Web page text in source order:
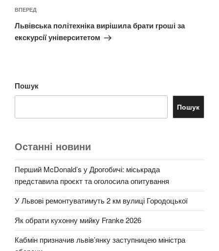
Наступний
запис
ВПЕРЕД
Львівська політехніка вирішила брати гроші за
екскурсії університетом
Пошук
Пошук
Останні новини
Перший McDonald’s у Дрогобичі: міськрада
представила проєкт та оголосила опитування
У Львові ремонтуватимуть 2 км вулиці Городоцької
Як обрати кухонну мийку Franke 2026
Кабмін призначив львів’янку заступницею міністра